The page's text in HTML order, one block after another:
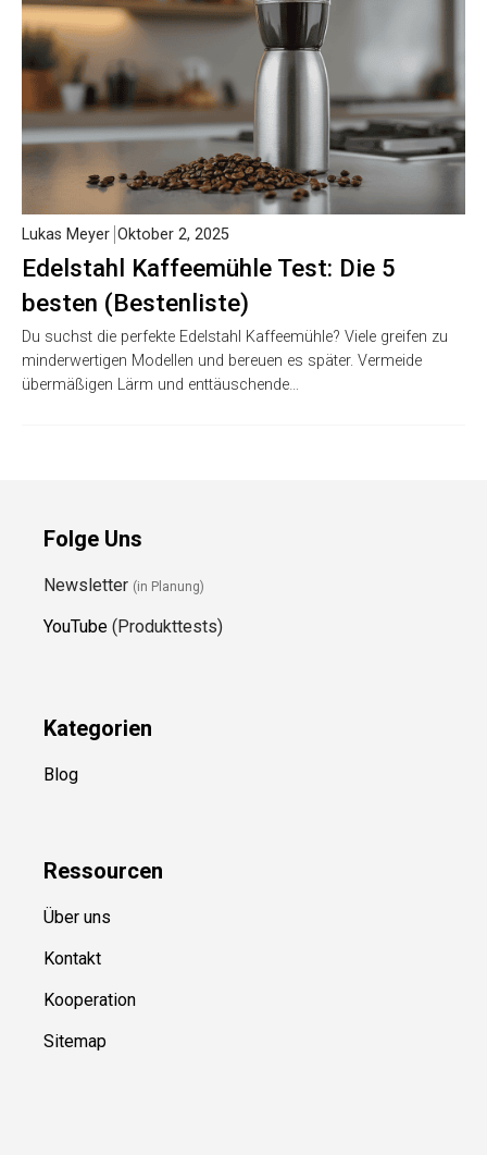
Edelstahl Kaffeemühle Test: Die 5
besten (Bestenliste)
Lukas Meyer Oktober 2, 2025
Du suchst die perfekte Edelstahl Kaffeemühle? Viele greifen zu
minderwertigen Modellen und bereuen es später. Vermeide
übermäßigen Lärm und enttäuschende…
Folge Uns
Newsletter (in Planung)
YouTube (Produkttests)
Kategorien
Blog
Ressourcen
Über uns
Kontakt
Kooperation
Sitemap